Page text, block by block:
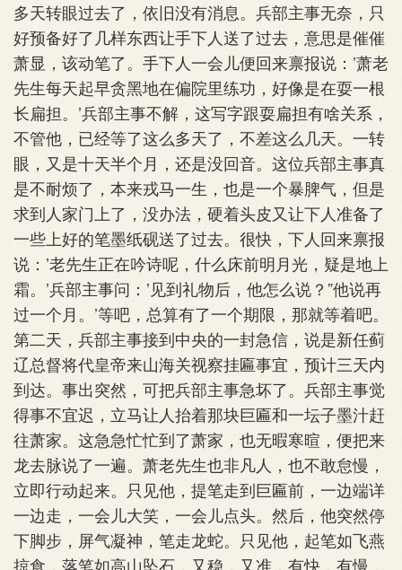
多天转眼过去了，依旧没有消息。兵部主事无奈，只
好预备好了几样东西让手下人送了过去，意思是催催
萧显，该动笔了。手下人一会儿便回来禀报说：’萧老
先生每天起早贪黑地在偏院里练功，好像是在耍一根
长扁担。’兵部主事不解，这写字跟耍扁担有啥关系，
不管他，已经等了这么多天了，不差这么几天。一转
眼，又是十天半个月，还是没回音。这位兵部主事真
是不耐烦了，本来戎马一生，也是一个暴脾气，但是
求到人家门上了，没办法，硬着头皮又让下人准备了
一些上好的笔墨纸砚送了过去。很快，下人回来禀报
说：’老先生正在吟诗呢，什么床前明月光，疑是地上
霜。’兵部主事问：’见到礼物后，他怎么说？”他说再
过一个月。’等吧，总算有了一个期限，那就等着吧。
第二天，兵部主事接到中央的一封急信，说是新任蓟
辽总督将代皇帝来山海关视察挂匾事宜，预计三天内
到达。事出突然，可把兵部主事急坏了。兵部主事觉
得事不宜迟，立马让人抬着那块巨匾和一坛子墨汁赶
往萧家。这急急忙忙到了萧家，也无暇寒暄，便把来
龙去脉说了一遍。萧老先生也非凡人，也不敢怠慢，
立即行动起来。只见他，提笔走到巨匾前，一边端详
一边走，一会儿大笑，一会儿点头。然后，他突然停
下脚步，屏气凝神，笔走龙蛇。只见他，起笔如飞燕
掠食，落笔如高山坠石，又稳，又准，有快，有慢，